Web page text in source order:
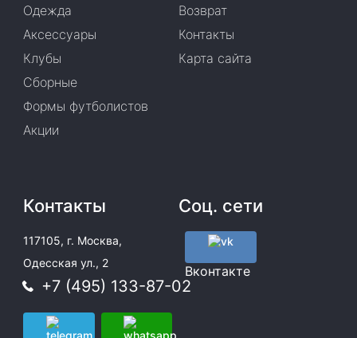
Одежда
Аксессуары
Клубы
Сборные
Формы футболистов
Акции
Возврат
Контакты
Карта сайта
Контакты
117105, г. Москва,
Одесская ул., 2
+7 (495) 133-87-02
Соц. сети
Вконтакте